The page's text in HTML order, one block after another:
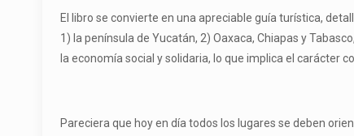
El libro se convierte en una apreciable guía turística,
1) la península de Yucatán, 2) Oaxaca, Chiapas y
la economía social y solidaria, lo que implica el carácter
Pareciera que hoy en día todos los lugares se deben